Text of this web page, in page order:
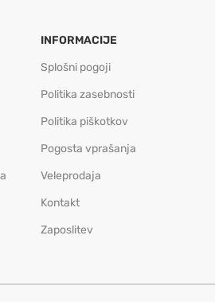
INFORMACIJE
Splošni pogoji
Politika zasebnosti
Politika piškotkov
Pogosta vprašanja
Veleprodaja
Kontakt
Zaposlitev